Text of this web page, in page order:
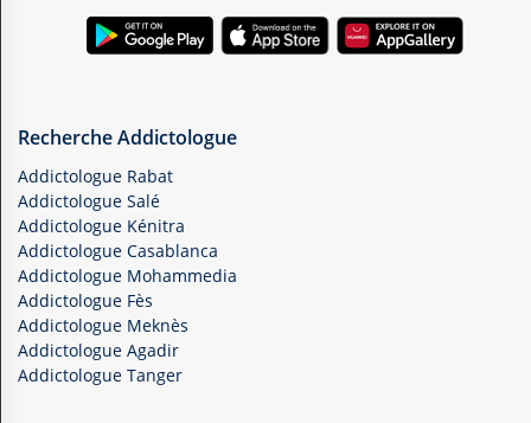
Recherche Addictologue
Addictologue Rabat
Addictologue Salé
Addictologue Kénitra
Addictologue Casablanca
Addictologue Mohammedia
Addictologue Fès
Addictologue Meknès
Addictologue Agadir
Addictologue Tanger